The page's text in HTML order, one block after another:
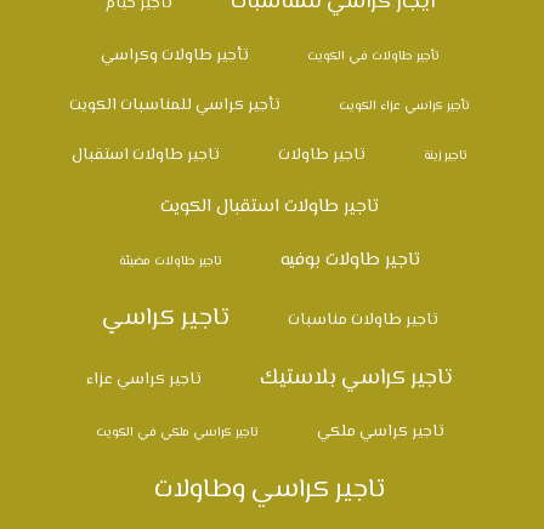
تأجير طاولات في الكويت تأجير طاولات وكراسي
تأجير كراسي عزاء الكويت تأجير كراسي للمناسبات الكويت
تاجير زينة تاجير طاولات تاجير طاولات استقبال
تاجير طاولات استقبال الكويت
تاجير طاولات بوفيه
تاجير طاولات مضيئة
تاجير طاولات مناسبات تاجير كراسي
تاجير كراسي بلاستيك تاجير كراسي عزاء
تاجير كراسي ملكي تاجير كراسي ملكي في الكويت
تاجير كراسي وطاولات